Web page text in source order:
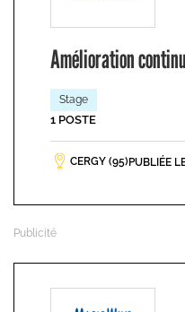
Amélioration
Stage
1 POSTE
CERGY (95) PUBLIÉE